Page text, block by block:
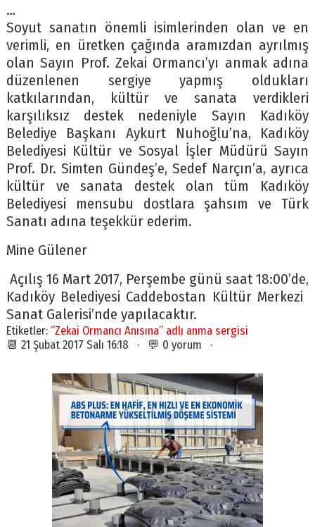
…
Soyut sanatın önemli isimlerinden olan ve en
verimli, en üretken çağında aramızdan ayrılmış
olan Sayın Prof. Zekai Ormancı’yı anmak adına
düzenlenen sergiye yapmış oldukları
katkılarından, kültür ve sanata verdikleri
karşılıksız destek nedeniyle Sayın Kadıköy
Belediye Başkanı Aykurt Nuhoğlu’na, Kadıköy
Belediyesi Kültür ve Sosyal İşler Müdürü Sayın
Prof. Dr. Simten Gündeş’e, Sedef Narçın’a, ayrıca
kültür ve sanata destek olan tüm Kadıköy
Belediyesi mensubu dostlara şahsım ve Türk
Sanatı adına teşekkür ederim.
Mine Gülener
Açılış 16 Mart 2017, Perşembe günü saat 18:00’de,
Kadıköy Belediyesi Caddebostan Kültür Merkezi
Sanat Galerisi’nde yapılacaktır.
Etiketler: “Zekai Ormancı Anısına” adlı anma sergisi
📆 21 Şubat 2017 Salı 16:18 · 💬 0 yorum ·